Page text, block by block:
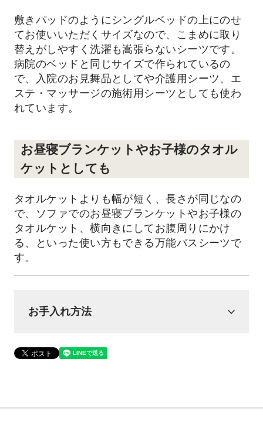
敷きパッドのようにシングルベッドの上にのせ
てお使いいただくサイズなので、こまめに取り
替えがしやすく洗濯も嵩張らないシーツです。
病院のベッドと同じサイズで作られているの
で、入院のお見舞品としてや介護用シーツ、エ
ステ・マッサージの施術用シーツとしても使わ
れています。
お昼寝ブランケットやお子様のタオル
ケットとしても
タオルケットよりも幅が短く、長さが同じなの
で、ソファでのお昼寝ブランケットやお子様の
タオルケット、横向きにしてお腹周りにかけ
る、といった使い方もできる万能バスシーツで
す。
お手入れ方法